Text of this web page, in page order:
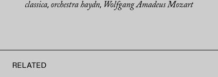
classica, orchestra haydn, Wolfgang Amadeus Mozart
RELATED